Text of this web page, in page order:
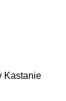
Kastanie